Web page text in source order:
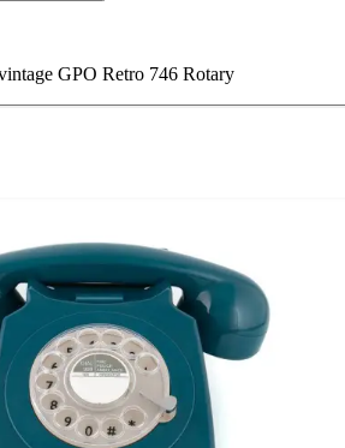
GPO Retro 746 Rotary